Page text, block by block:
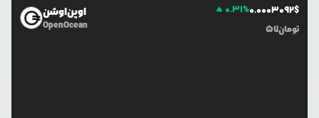
اوپن‌اوشن
OpenOcean
0.31%0.0003092$
57تومان